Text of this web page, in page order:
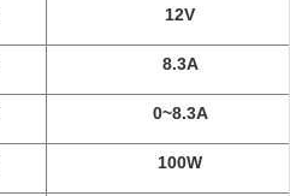
12V
8.3A
0~8.3A
100W